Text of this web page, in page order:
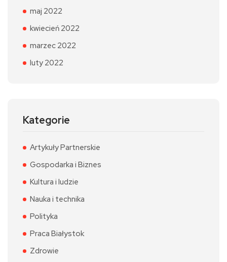
maj 2022
kwiecień 2022
marzec 2022
luty 2022
Kategorie
Artykuły Partnerskie
Gospodarka i Biznes
Kultura i ludzie
Nauka i technika
Polityka
Praca Białystok
Zdrowie